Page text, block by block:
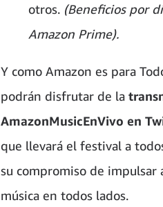
otros. (Beneficios por
Amazon Prime).
Y como Amazon es para
podrán disfrutar de la
AmazonMusicEnVivo en
que llevará el festival a
su compromiso de impulsar
música en todos lados.